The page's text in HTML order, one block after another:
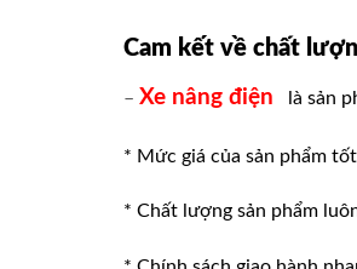
Cam kết về chất
– Xe nâng điện là sản
* Mức giá của sản phẩm
* Chất lượng sản phẩm